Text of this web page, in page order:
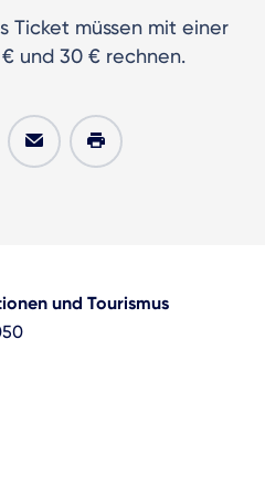
Ticket müssen mit einer
und 30 € rechnen.
und Tourismus